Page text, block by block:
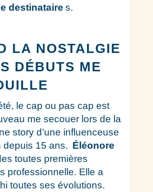
destinataire s.
LA NOSTALGIE
DÉBUTS ME
le cap ou pas cap est
me secouer lors de la
story d’une influenceuse
depuis 15 ans. Éléonore
toutes premières
professionnelle. Elle a
toutes ses évolutions.